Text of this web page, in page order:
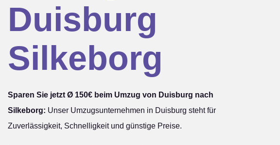
Duisburg
Silkeborg
Sparen Sie jetzt Ø 150€ beim Umzug von Duisburg nach
Silkeborg: Unser Umzugsunternehmen in Duisburg steht für
Zuverlässigkeit, Schnelligkeit und günstige Preise.